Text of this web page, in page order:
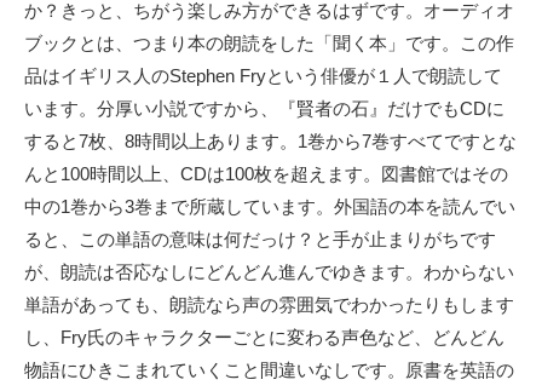
か？きっと、ちがう楽しみ方ができるはずです。オーディオ
ブックとは、つまり本の朗読をした「聞く本」です。この作
品はイギリス人のStephen Fryという俳優が１人で朗読して
います。分厚い小説ですから、『賢者の石』だけでもCDに
すると7枚、8時間以上あります。1巻から7巻すべてですとな
んと100時間以上、CDは100枚を超えます。図書館ではその
中の1巻から3巻まで所蔵しています。外国語の本を読んでい
ると、この単語の意味は何だっけ？と手が止まりがちです
が、朗読は否応なしにどんどん進んでゆきます。わからない
単語があっても、朗読なら声の雰囲気でわかったりもします
し、Fry氏のキャラクターごとに変わる声色など、どんどん
物語にひきこまれていくこと間違いなしです。原書を英語の